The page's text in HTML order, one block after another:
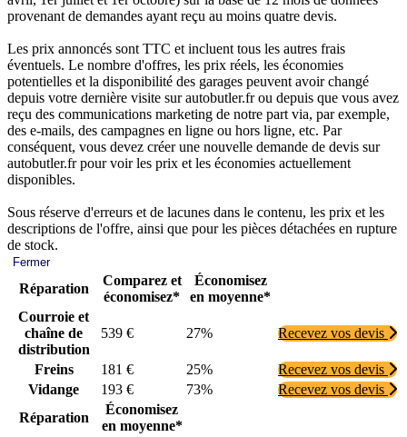
provenant de demandes ayant reçu au moins quatre devis.
Les prix annoncés sont TTC et incluent tous les autres frais
éventuels. Le nombre d'offres, les prix réels, les économies
potentielles et la disponibilité des garages peuvent avoir changé
depuis votre dernière visite sur autobutler.fr ou depuis que vous avez
reçu des communications marketing de notre part via, par exemple,
des e-mails, des campagnes en ligne ou hors ligne, etc. Par
conséquent, vous devez créer une nouvelle demande de devis sur
autobutler.fr pour voir les prix et les économies actuellement
disponibles.
Sous réserve d'erreurs et de lacunes dans le contenu, les prix et les
descriptions de l'offre, ainsi que pour les pièces détachées en rupture
de stock.
Fermer
Réparation
Comparez et
économisez*
Économisez
en moyenne*
Courroie et
chaîne de
distribution
539 € 27% Recevez vos devis
Freins 181 € 25%
Recevez vos devis
Vidange
193 € 73%
Recevez vos devis
Réparation
Économisez
en moyenne*